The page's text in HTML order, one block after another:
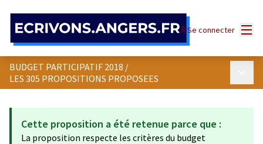
Se connecter
BUDGET PARTICIPATIF 2018 /
LES 305 PROPOSITIONS PROPOSEES
Cette proposition a été retenue parce que :
La proposition respecte les critères du budget